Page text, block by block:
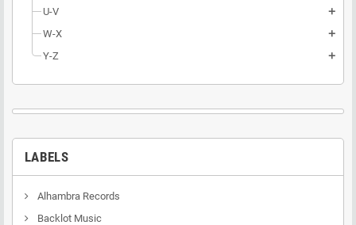
U-V add
W-X add
Y-Z add
LABELS
Alhambra Records
Backlot Music